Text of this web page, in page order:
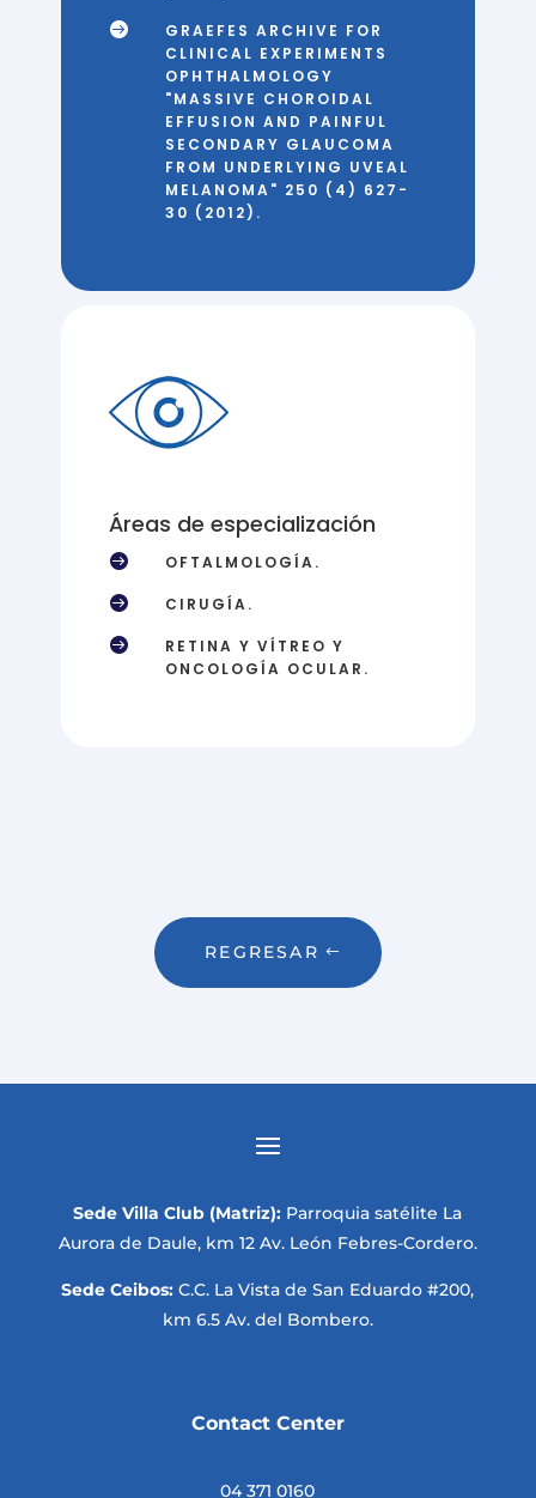

GRAEFES ARCHIVE FOR
CLINICAL EXPERIMENTS
OPHTHALMOLOGY
"MASSIVE CHOROIDAL
EFFUSION AND PAINFUL
SECONDARY GLAUCOMA
FROM UNDERLYING UVEAL
MELANOMA" 250 (4) 627-
30 (2012).
Áreas de especialización
 OFTALMOLOGÍA.
 CIRUGÍA.

RETINA Y VÍTREO Y
ONCOLOGÍA OCULAR.
REGRESAR
Sede Villa Club (Matriz): Parroquia satélite La
Aurora de Daule, km 12 Av. León Febres-Cordero.
Sede Ceibos:C.C. La Vista de San Eduardo #200,
km 6.5 Av. del Bombero.
Contact Center
04 371 0160